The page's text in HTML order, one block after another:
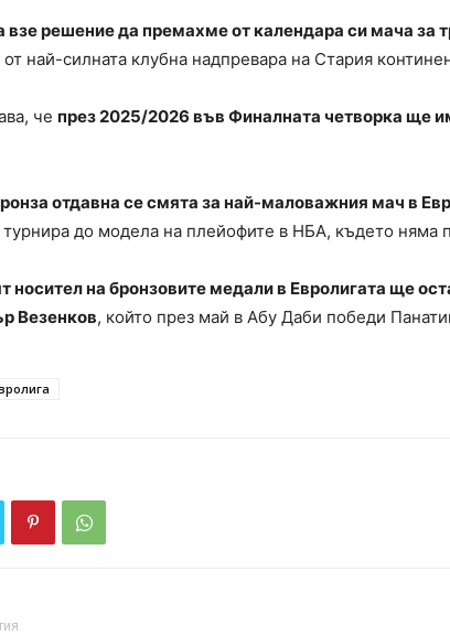
взе решение да премахме от календара си мача за
най-силната клубна надпревара на Стария
че през 2025/2026 във Финалната четворка ще
отдавна се смята за най-маловажния мач в
до модела на плейофите в НБА, където няма
носител на бронзовите медали в Евролигата ще
Везенков, който през май в Абу Даби победи